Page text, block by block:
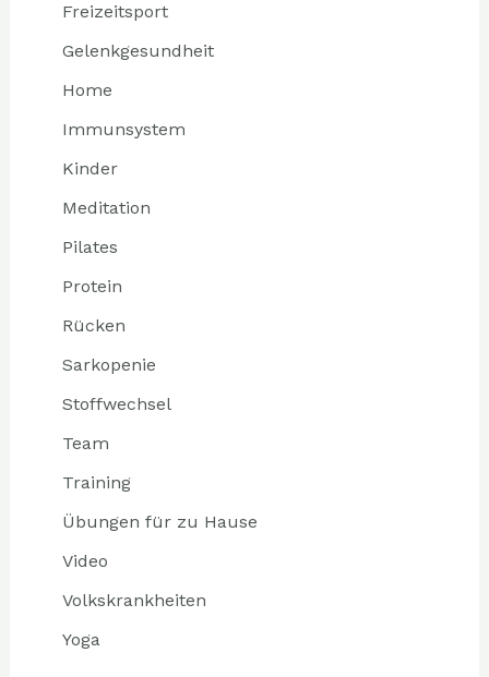
Freizeitsport
Gelenkgesundheit
Home
Immunsystem
Kinder
Meditation
Pilates
Protein
Rücken
Sarkopenie
Stoffwechsel
Team
Training
Übungen für zu Hause
Video
Volkskrankheiten
Yoga